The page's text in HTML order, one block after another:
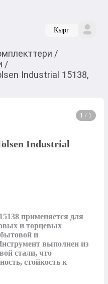
Кырг
/
/
Industrial 15138,
1 / 1
Industrial
применяется для
и торцевых
бытовой и
выполнен из
стали, что
стойкость к